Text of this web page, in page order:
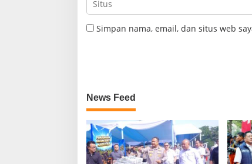
Simpan nama, email, dan situs web
News Feed